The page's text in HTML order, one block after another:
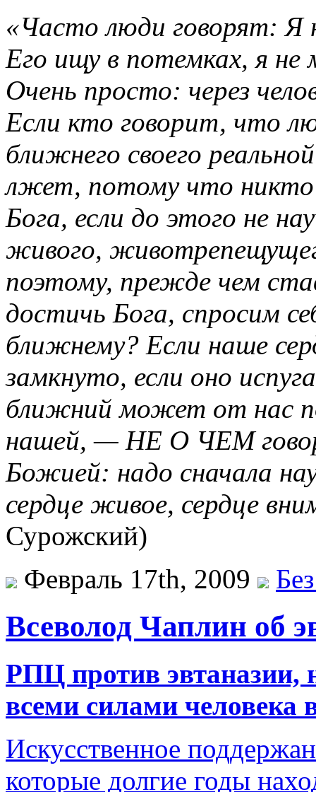
«Часто люди говорят: Я
Его ищу в потемках, я
Очень просто: через
Если кто говорит, что
ближнего своего
лжет, потому что
Бога, если до этого не
живого,
поэтому, прежде чем
достичь Бога, спросим
ближнему? Если наше
замкнуто, если оно
ближний может от нас
нашей, — НЕ О ЧЕМ
Божией: надо сначала
сердце живое, сердце
Сурожский)
Февраль 17th, 2009
Всеволод Чаплин об
РПЦ против эвтаназии,
всеми силами человека
Искусственное
которые долгие годы